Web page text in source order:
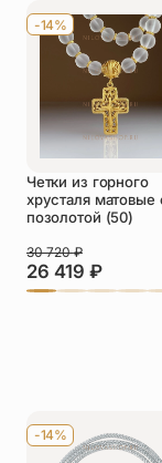
Телефон*
Отзыв*
Прикрепить
-14%
Четки из горного
хрусталя матовые
позолотой (50)
26 419 ₽
30 720₽
-14%